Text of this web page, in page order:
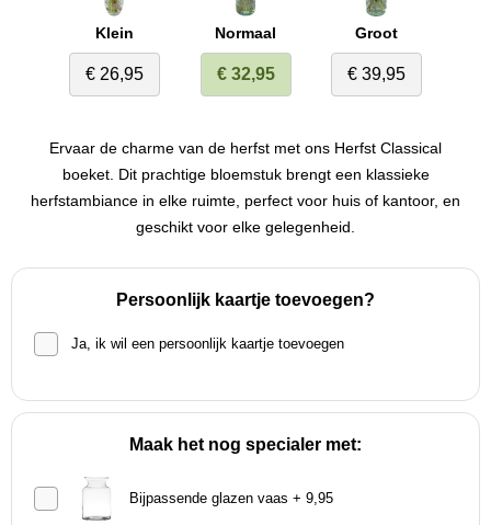
Klein
€ 26,95
Normaal
€ 32,95
Groot
€ 39,95
Ervaar de charme van de herfst met ons Herfst Classical
boeket. Dit prachtige bloemstuk brengt een klassieke
herfstambiance in elke ruimte, perfect voor huis of kantoor, en
geschikt voor elke gelegenheid.
Persoonlijk kaartje toevoegen?
Ja, ik wil een persoonlijk kaartje toevoegen
Maak het nog specialer met:
Bijpassende glazen vaas + 9,95